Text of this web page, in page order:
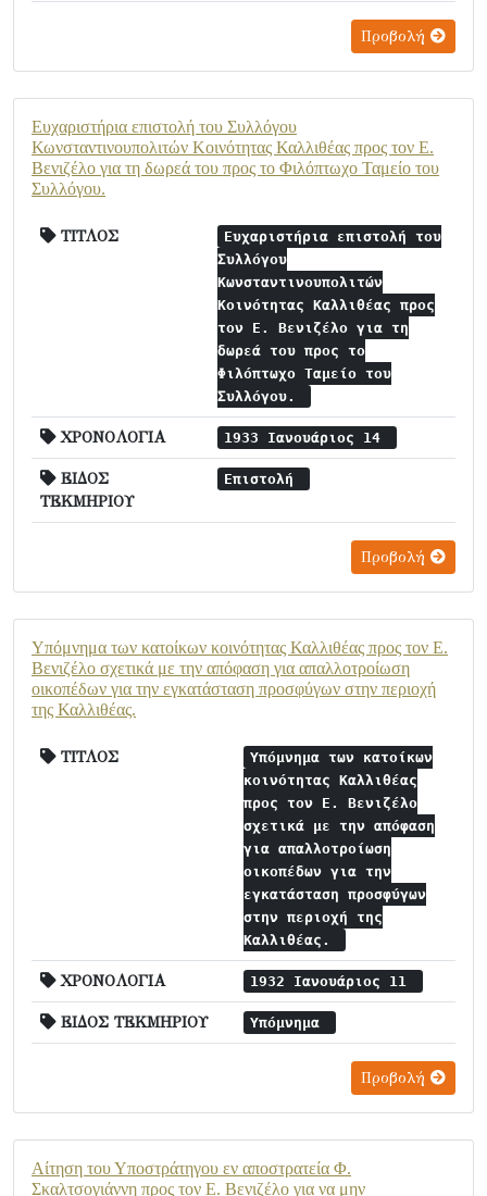
Προβολή
Ευχαριστήρια επιστολή του Συλλόγου
Κωνσταντινουπολιτών Κοινότητας Καλλιθέας προς τον Ε.
Βενιζέλο για τη δωρεά του προς το Φιλόπτωχο Ταμείο του
Συλλόγου.
ΤΙΤΛΟΣ
Ευχαριστήρια επιστολή του
Συλλόγου
Κωνσταντινουπολιτών
Κοινότητας Καλλιθέας προς
τον Ε. Βενιζέλο για τη
δωρεά του προς το
Φιλόπτωχο Ταμείο του
Συλλόγου.
ΧΡΟΝΟΛΟΓΙΑ 1933 Ιανουάριος 14
ΕΙΔΟΣ
ΤΕΚΜΗΡΙΟΥ
Επιστολή
Προβολή
Υπόμνημα των κατοίκων κοινότητας Καλλιθέας προς τον Ε.
Βενιζέλο σχετικά με την απόφαση για απαλλοτροίωση
οικοπέδων για την εγκατάσταση προσφύγων στην περιοχή
της Καλλιθέας.
ΤΙΤΛΟΣ
Υπόμνημα των κατοίκων
κοινότητας Καλλιθέας
προς τον Ε. Βενιζέλο
σχετικά με την απόφαση
για απαλλοτροίωση
οικοπέδων για την
εγκατάσταση προσφύγων
στην περιοχή της
Καλλιθέας.
ΧΡΟΝΟΛΟΓΙΑ 1932 Ιανουάριος 11
ΕΙΔΟΣ ΤΕΚΜΗΡΙΟΥ Υπόμνημα
Προβολή
Αίτηση του Υποστράτηγου εν αποστρατεία Φ.
Σκαλτσογιάννη προς τον Ε. Βενιζέλο για να μην